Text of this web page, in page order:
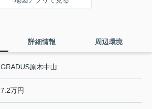
詳細情報 周辺環境
GRADUS原木中山
7.2万円